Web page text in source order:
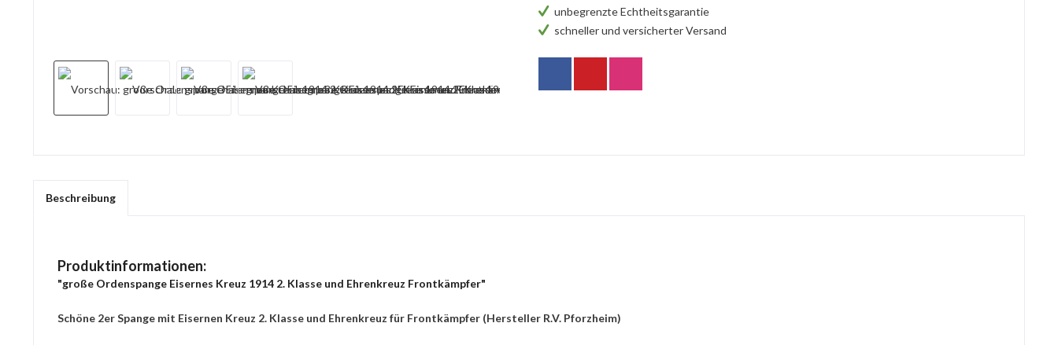
unbegrenzte Echtheitsgarantie
schneller und versicherter Versand
Beschreibung
Produktinformationen:
"große Ordenspange Eisernes Kreuz 1914 2. Klasse und Ehrenkreuz Frontkämpfer"
Schöne 2er Spange mit Eisernen Kreuz 2. Klasse und Ehrenkreuz für Frontkämpfer (Hersteller R.V. Pforzheim)